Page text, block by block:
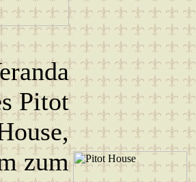
Pitot
zum